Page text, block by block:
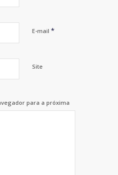
E-mail *
Site
para a próxima